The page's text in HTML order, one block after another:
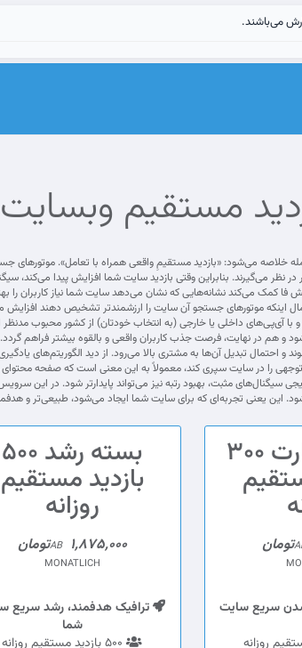
می‌باشند.
مستقیم وبسایت
خلاصه می‌شود: «بازدید مستقیمِ واقعی همراه با تعامل».
در نظر می‌گیرند. بنابراین وقتی بازدید سایت شما افزایش پیدا
فا کمک می‌کند نشانه‌هایی که نشان می‌دهد سایت شما نیاز کاربران را
اینکه موتورهای جستجو آن سایت را ارزشمندتر تشخیص دهند
آی‌پی‌های داخلی یا خارجی (به انتخاب خودتان) از کشور محبوب مدنظر
شود و هم در نهایت، فرصت جذب کاربران واقعی و بالقوه بیشتر فراهم
توجهی را در سایت سپری کند، معمولاً به این معنی است که صفحه
بسته استارت 300
سریع سایت
بسته رشد 500
بازدید مستقیم
روزانه
AB 1,875,000تومان
MONATLICH
ترافیک هدفمند، رشد سریع
شما